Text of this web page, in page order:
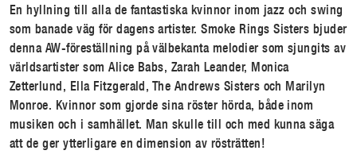
En hyllning till alla de fantastiska kvinnor inom jazz och swing
som banade väg för dagens artister. Smoke Rings Sisters bjuder
denna AW-föreställning på välbekanta melodier som sjungits av
världsartister som Alice Babs, Zarah Leander, Monica
Zetterlund, Ella Fitzgerald, The Andrews Sisters och Marilyn
Monroe. Kvinnor som gjorde sina röster hörda, både inom
musiken och i samhället. Man skulle till och med kunna säga
att de ger ytterligare en dimension av rösträtten!